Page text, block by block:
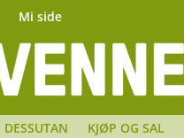
Mi side
DESSUTAN KJØP OG SAL